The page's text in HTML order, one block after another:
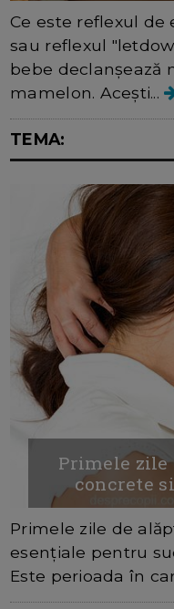
Ce este reflexul
sau reflexul
bebe declanșează
mamelon. Acești...
TEMA:
Primele zile
concrete
Primele zile de
esențiale pentru
Este perioada în